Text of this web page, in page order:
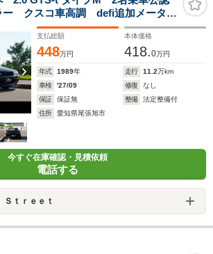
クスコ車高調 defi追加メータ
シート 78ワークスLEDテー
タ製フロントエアーカップ BBS
支払総額
448万円
本体価格
418.0万円
年式 1989年 走行 11.2万km
車検
'27/09 修復
なし
保証
保証無 整備
法定整備付
住所
愛知県尾張旭市
今すぐ在庫確認・見積依頼
電話する
ｔｒｅｅｔ